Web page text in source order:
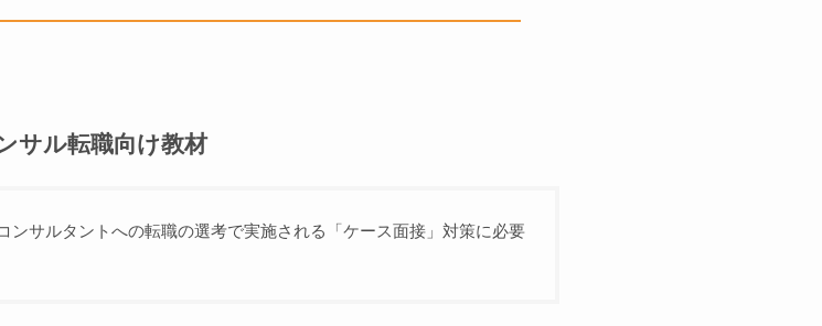
サル転職向け教材
サルタントへの転職の選考で実施される「ケース面接」対策に必要